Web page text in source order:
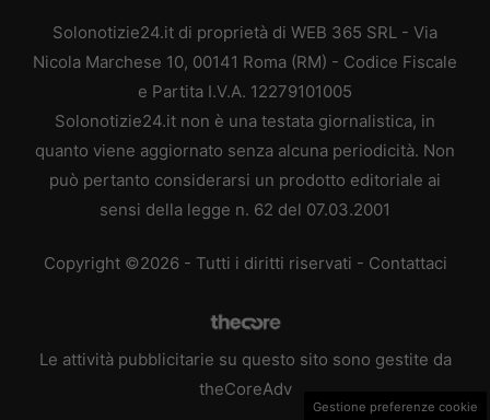
Solonotizie24.it di proprietà di WEB 365 SRL - Via
Nicola Marchese 10, 00141 Roma (RM) - Codice Fiscale
e Partita I.V.A. 12279101005
Solonotizie24.it non è una testata giornalistica, in
quanto viene aggiornato senza alcuna periodicità. Non
può pertanto considerarsi un prodotto editoriale ai
sensi della legge n. 62 del 07.03.2001
Copyright ©2026 - Tutti i diritti riservati - Contattaci
Le attività pubblicitarie su questo sito sono gestite da
theCoreAdv
Gestione preferenze cookie